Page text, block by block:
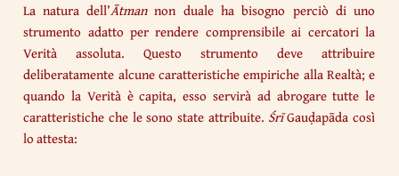
La natura dell’Ātmannon duale ha bisogno perciò di uno
strumento adatto per rendere comprensibile ai cercatori la
Verità assoluta. Questo strumento deve attribuire
deliberatamente alcune caratteristiche empiriche alla Realtà; e
quando la Verità è capita, esso servirà ad abrogare tutte le
caratteristiche che le sono state attribuite. ŚrīGauḍapāda così
lo attesta: